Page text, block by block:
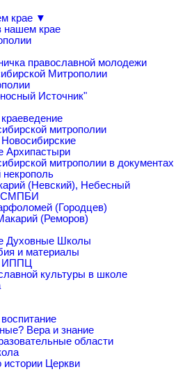
крае ▼
нашем крае
православной молодежи
Митрополии
Источник"
митрополии
Архипастыри
митрополии в документах
(Невский), Небесный
(Городцев)
(Реморов)
Духовные Школы
и материалы
ИППЦ
культуры в школе
Вера и знание
области
истории Церкви